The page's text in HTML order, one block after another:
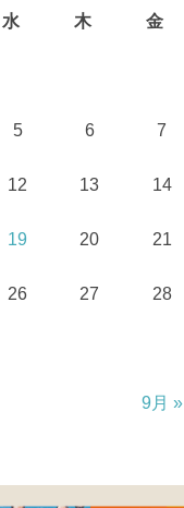
水 木 金
5 6 7
12 13 14
19 20 21
26 27 28
9月 »